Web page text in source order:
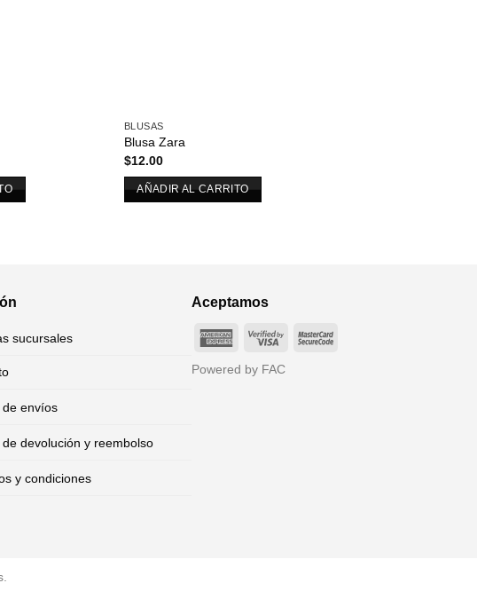
BLUSAS
Blusa Zara
$12.00
AÑADIR AL CARRITO
sucursales
de envíos
de devolución y reembolso
y condiciones
Aceptamos
AmericanVisa
MasterCard
Powered by FAC